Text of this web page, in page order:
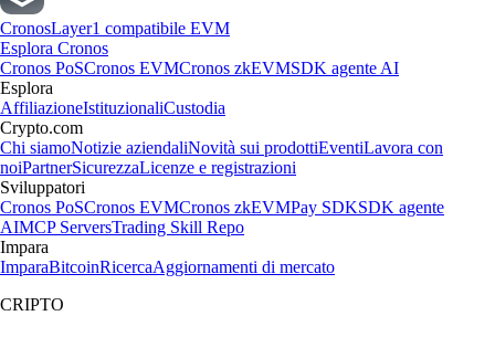
CronosLayer1 compatibile EVM
Esplora Cronos
Cronos PoSCronos EVMCronos zkEVMSDK agente AI
Esplora
AffiliazioneIstituzionaliCustodia
Crypto.com
Chi siamoNotizie aziendaliNovità sui prodottiEventiLavora con
noiPartnerSicurezzaLicenze e registrazioni
Sviluppatori
Cronos PoSCronos EVMCronos zkEVMPay SDKSDK agente
AIMCP ServersTrading Skill Repo
Impara
ImparaBitcoinRicercaAggiornamenti di mercato
CRIPTO